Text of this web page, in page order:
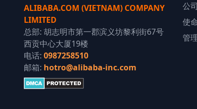
ALIBABA.COM (VIETNAM) COMPANY
LIMITED
总部: 胡志明市第一郡滨义坊黎利街67号
西贡中心大厦19楼
电话: 0987258510
邮箱: hotro@alibaba-inc.com
公
使
管